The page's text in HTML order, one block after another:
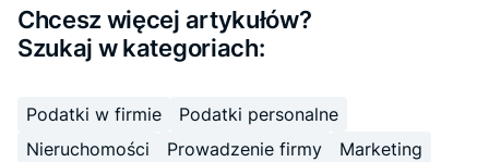
Chcesz więcej artykułów?
Szukaj w kategoriach:
Podatki w firmie
Podatki personalne
Nieruchomości
Prowadzenie firmy
Marketing